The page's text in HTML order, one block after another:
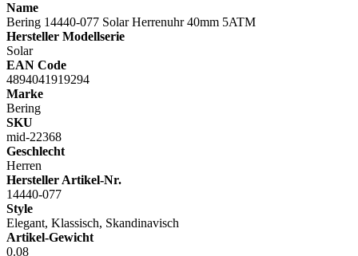
Name
Bering 14440-077 Solar Herrenuhr 40mm 5ATM
Hersteller Modellserie
Solar
EAN Code
4894041919294
Marke
Bering
SKU
mid-22368
Geschlecht
Herren
Hersteller Artikel-Nr.
14440-077
Style
Elegant, Klassisch, Skandinavisch
Artikel-Gewicht
0.08